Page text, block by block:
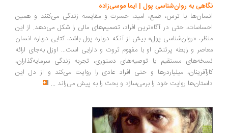
نگاهی به روان‌شناسی پول | ایما موسی‌زاده
انسان‌ها با ترس، طمع، امید، حسرت و مقایسه زندگی می‌کنند و همین
احساسات، حتی در آگاه‌ترین افراد، تصمیم‌های مالی را شکل می‌دهد. از این
منظر، «روان‌شناسی پول» بیش از آنکه درباره پول باشد، کتابی درباره انسان
معاصر و رابطه پرتنش او با مفهوم ثروت و دارایی است... اوزل به‌جای ارائه
نسخه‌های مستقیم یا توصیه‌های دستوری، تجربه زندگی سرمایه‌گذاران،
کارآفرینان، میلیاردرها و حتی افراد عادی را روایت می‌کند و از دل این
داستان‌ها روایت خود را برمی‌سازد و بحث را به پیش می‌راند ...